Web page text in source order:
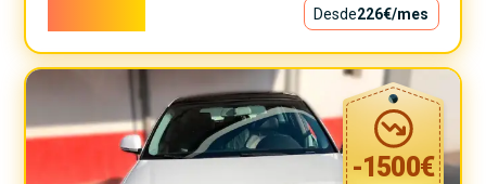
Desde226€/mes
-1500€